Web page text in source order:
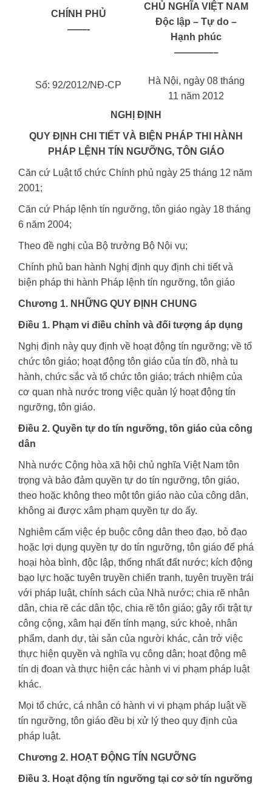
CHÍNH PHỦ
——-
CHỦ NGHĨA VIỆT NAM
Độc lập – Tự do –
Hạnh phúc
————–
Số: 92/2012/NĐ-CP
Hà Nội, ngày 08 tháng
11 năm 2012
NGHỊ ĐỊNH
QUY ĐỊNH CHI TIẾT VÀ BIỆN PHÁP THI HÀNH
PHÁP LỆNH TÍN NGƯỠNG, TÔN GIÁO
Căn cứ Luật tổ chức Chính phủ ngày 25 tháng 12 năm
2001;
Căn cứ Pháp lệnh tín ngưỡng, tôn giáo ngày 18 tháng
6 năm 2004;
Theo đề nghị của Bộ trưởng Bộ Nội vụ;
Chính phủ ban hành Nghị định quy định chi tiết và
biện pháp thi hành Pháp lệnh tín ngưỡng, tôn giáo
Chương 1. NHỮNG QUY ĐỊNH CHUNG
Điều 1. Phạm vi điều chỉnh và đối tượng áp dụng
Nghị định này quy định về hoạt động tín ngưỡng; về tổ
chức tôn giáo; hoạt động tôn giáo của tín đồ, nhà tu
hành, chức sắc và tổ chức tôn giáo; trách nhiệm của
cơ quan nhà nước trong việc quản lý hoạt động tín
ngưỡng, tôn giáo.
Điều 2. Quyền tự do tín ngưỡng, tôn giáo của công
dân
Nhà nước Cộng hòa xã hội chủ nghĩa Việt Nam tôn
trọng và bảo đảm quyền tự do tín ngưỡng, tôn giáo,
theo hoặc không theo một tôn giáo nào của công dân,
không ai được xâm phạm quyền tự do ấy.
Nghiêm cấm việc ép buộc công dân theo đạo, bỏ đạo
hoặc lợi dụng quyền tự do tín ngưỡng, tôn giáo để phá
hoại hòa bình, độc lập, thống nhất đất nước; kích động
bạo lực hoặc tuyên truyền chiến tranh, tuyên truyền trái
với pháp luật, chính sách của Nhà nước; chia rẽ nhân
dân, chia rẽ các dân tộc, chia rẽ tôn giáo; gây rối trật tự
công cộng, xâm hại đến tính mạng, sức khoẻ, nhân
phẩm, danh dự, tài sản của người khác, cản trở việc
thực hiện quyền và nghĩa vụ công dân; hoạt động mê
tín dị đoan và thực hiện các hành vi vi phạm pháp luật
khác.
Mọi tổ chức, cá nhân có hành vi vi phạm pháp luật về
tín ngưỡng, tôn giáo đều bị xử lý theo quy định của
pháp luật.
Chương 2. HOẠT ĐỘNG TÍN NGƯỠNG
Điều 3. Hoạt động tín ngưỡng tại cơ sở tín ngưỡng